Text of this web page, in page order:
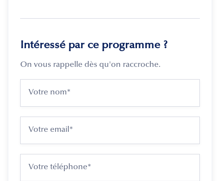
Intéressé par ce programme ?
On vous rappelle dès qu'on raccroche.